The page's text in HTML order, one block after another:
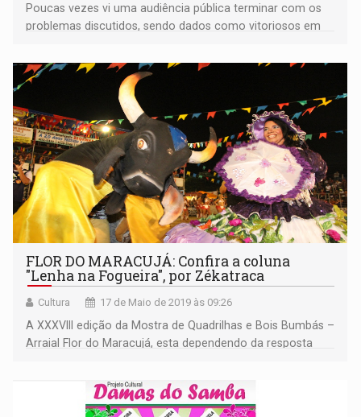
Poucas vezes vi uma audiência pública terminar com os
problemas discutidos, sendo dados como vitoriosos em
filiados a Federon.
FLOR DO MARACUJÁ: Confira a coluna
"Lenha na Fogueira", por Zékatraca
Cultura 17 de Maio de 2019 às 09:26
A XXXVIII edição da Mostra de Quadrilhas e Bois Bumbás –
Arraial Flor do Maracujá, esta dependendo da resposta